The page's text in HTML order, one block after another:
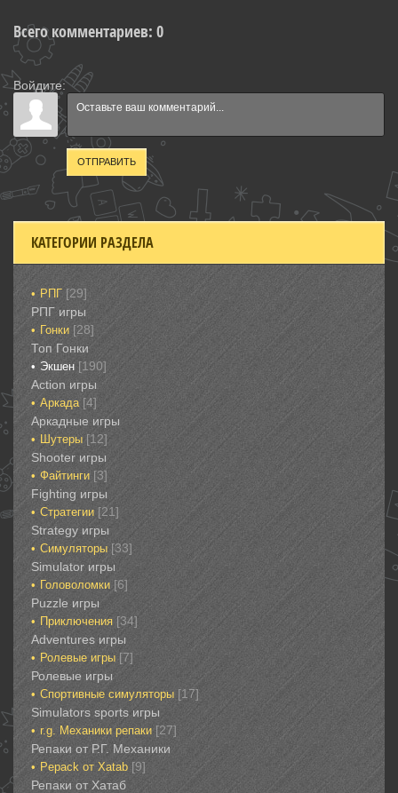
Всего комментариев: 0
Войдите:
ОТПРАВИТЬ
КАТЕГОРИИ РАЗДЕЛА
РПГ [29]
РПГ игры
Гонки‎ [28]
Топ Гонки‎
Экшен [190]
‎Action игры
Аркада‎ [4]
Аркадные игры
Шутеры‎ [12]
‎Shooter игры
Файтинги‎ [3]
Fighting игры
Стратегии‎ [21]
Strategy игры
Симуляторы‎ [33]
Simulator игры
Головоломки‎ [6]
Puzzle игры
Приключения‎ [34]
Adventures игры
Ролевые игры‎ [7]
Ролевые игры‎‎‎‎‎‎
Спортивные‎ симуляторы [17]
Simulators sports игры
r.g. Механики репаки [27]
Репаки от Р.Г. Механики
Рepack от Xatab [9]
Репаки от Хатаб